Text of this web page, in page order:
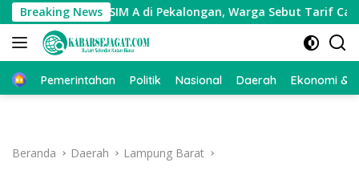
Langsung
ke
konten
Breaking News
Calo SIM A di Pekalongan, Warga Sebut Tarif Capai
Beranda
Pemerintahan Politik Nasional Daerah Ekonomi &
Beranda Daerah Lampung Barat